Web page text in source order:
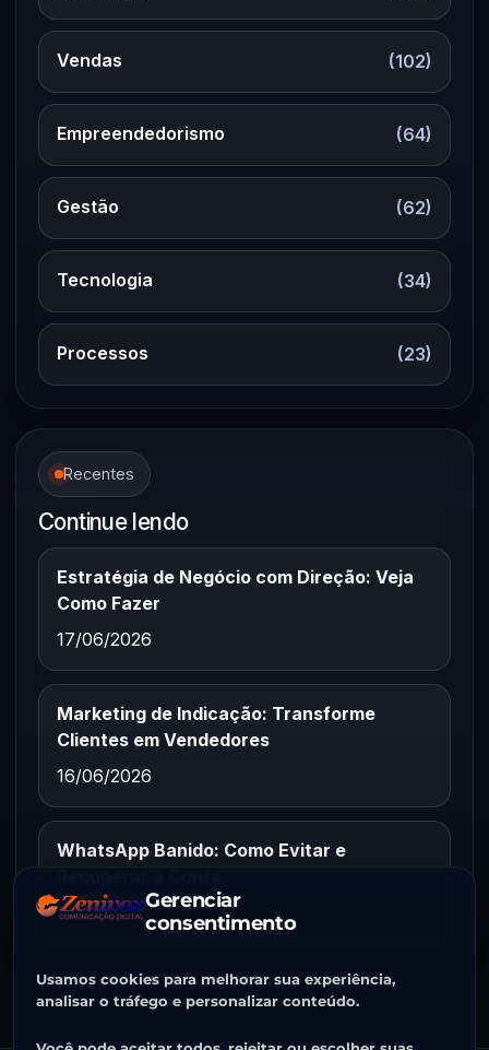
Gerenciar
consentimento
Usamos cookies para melhorar sua experiência,
analisar o tráfego e personalizar conteúdo.
Vendas (102)
Empreendedorismo (64)
Gestão (62)
Tecnologia (34)
Processos (23)
Recentes
Continue lendo
Estratégia de Negócio com Direção: Veja
Como Fazer
17/06/2026
Marketing de Indicação: Transforme
Clientes em Vendedores
16/06/2026
WhatsApp Banido: Como Evitar e
15/06/2026